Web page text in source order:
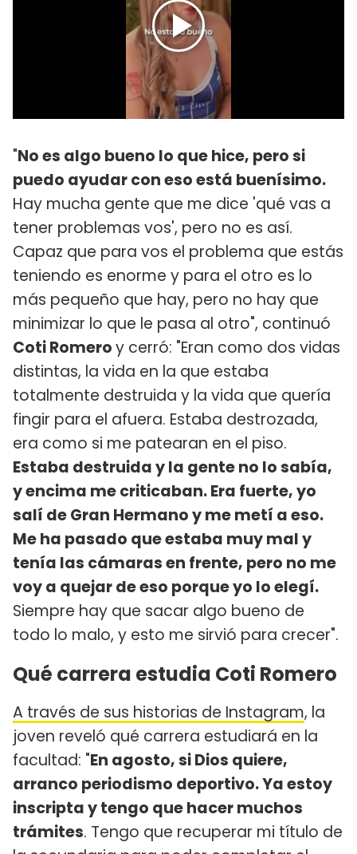
"No es algo bueno lo que hice, pero si
puedo ayudar con eso está buenísimo.
Hay mucha gente que me dice 'qué vas a
tener problemas vos', pero no es así.
Capaz que para vos el problema que estás
teniendo es enorme y para el otro es lo
más pequeño que hay, pero no hay que
minimizar lo que le pasa al otro", continuó
Coti Romeroy cerró: "Eran como dos vidas
distintas, la vida en la que estaba
totalmente destruida y la vida que quería
fingir para el afuera. Estaba destrozada,
era como si me patearan en el piso.
Estaba destruida y la gente no lo sabía,
y encima me criticaban. Era fuerte, yo
salí de Gran Hermano y me metí a eso.
Me ha pasado que estaba muy mal y
tenía las cámaras en frente, pero no me
voy a quejar de eso porque yo lo elegí.
Siempre hay que sacar algo bueno de
todo lo malo, y esto me sirvió para crecer".
Qué carrera estudia Coti Romero
A través de sus historias de Instagram, la
joven reveló qué carrera estudiará en la
facultad: "En agosto, si Dios quiere,
arranco periodismo deportivo. Ya estoy
inscripta y tengo que hacer muchos
trámites. Tengo que recuperar mi título de